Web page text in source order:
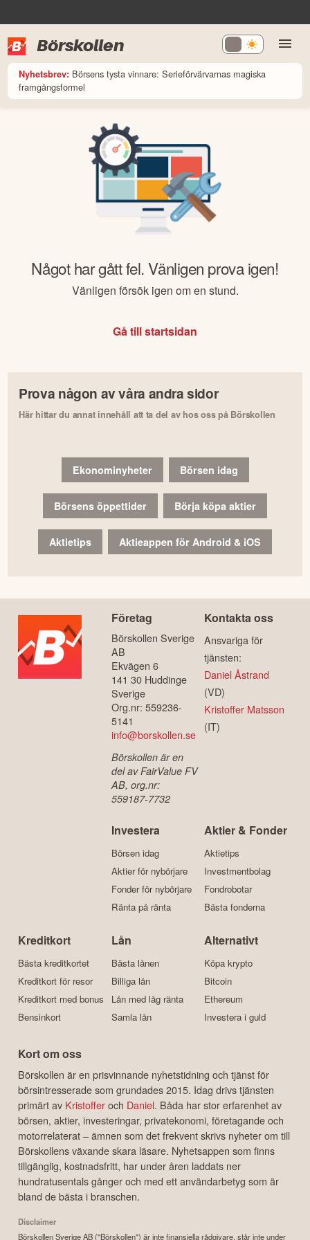
Börskollen
Nyhetsbrev: Börsens tysta vinnare: Serieförvärvarnas magiska
framgångsformel
Något har gått fel. Vänligen prova igen!
Vänligen försök igen om en stund.
Gå till startsidan
Prova någon av våra andra sidor
Här hittar du annat innehåll att ta del av hos oss på Börskollen
Ekonominyheter Börsen idag
Börsens öppettider Börja köpa aktier
Aktietips Aktieappen för Android & iOS
Företag
Börskollen Sverige
AB
Ekvägen 6
141 30 Huddinge
Sverige
Org.nr: 559236-
5141
info@borskollen.se
Börskollen är en
del av FairValue FV
AB, org.nr:
559187-7732
Kontakta oss
Ansvariga för
tjänsten:
Daniel Åstrand
(VD)
Kristoffer Matsson
(IT)
Investera
Börsen idag
Aktier för nybörjare
Fonder för nybörjare
Ränta på ränta
Aktier & Fonder
Aktietips
Investmentbolag
Fondrobotar
Bästa fonderna
Kreditkort
Bästa kreditkortet
Kreditkort för resor
Kreditkort med bonus
Bensinkort
Lån
Bästa lånen
Billiga lån
Lån med låg ränta
Samla lån
Alternativt
Köpa krypto
Bitcoin
Ethereum
Investera i guld
Kort om oss
Börskollen är en prisvinnande nyhetstidning och tjänst för
börsintresserade som grundades 2015. Idag drivs tjänsten
primärt av Kristofferoch Daniel. Båda har stor erfarenhet av
börsen, aktier, investeringar, privatekonomi, företagande och
motorrelaterat – ämnen som det frekvent skrivs nyheter om till
Börskollens växande skara läsare. Nyhetsappen som finns
tillgänglig, kostnadsfritt, har under åren laddats ner
hundratusentals gånger och med ett användarbetyg som är
bland de bästa i branschen.
Disclaimer
Börskollen Sverige AB ("Börskollen") är inte finansiella rådgivare, står inte under